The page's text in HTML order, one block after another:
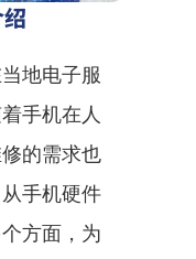
地电子服
手机在人
的需求也
手机硬件
方面，为